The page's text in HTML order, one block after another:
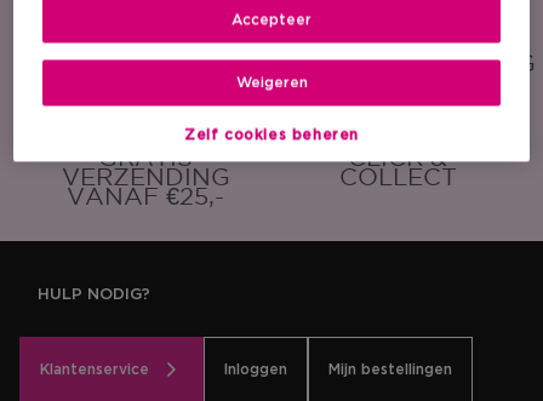
GRATIS
SAMPLE
GRATIS
CADEAUVERPAKKING
GRATIS
VERZENDING
VANAF €25,-
CLICK &
COLLECT
HULP NODIG?
Klantenservice Inloggen Mijn bestellingen
Zelf cookies beheren
Weigeren
Accepteer